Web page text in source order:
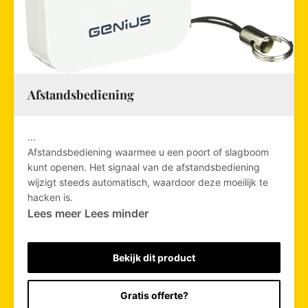
Afstandsbediening
...
Afstandsbediening waarmee u een poort of slagboom
kunt openen. Het signaal van de afstandsbediening
wijzigt steeds automatisch, waardoor deze moeilijk te
hacken is.
Lees meer Lees minder
Bekijk dit product
Gratis offerte?